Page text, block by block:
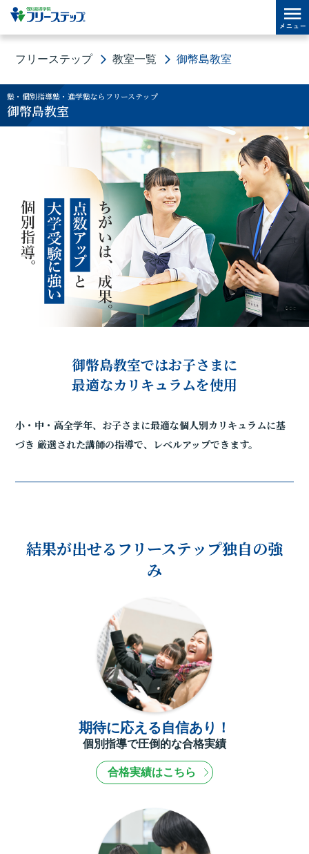
フリーステップ 教室一覧 御幣島教室
塾・個別指導塾・進学塾ならフリーステップ
御幣島教室
御幣島教室ではお子さまに
最適なカリキュラムを使用
小・中・高全学年、お子さまに最適な個人別カリキュラムに基
づき 厳選された講師の指導で、レベルアップできます。
結果が出せるフリーステップ独自の強
み
期待に応える自信あり！
個別指導で圧倒的な合格実績
合格実績はこちら